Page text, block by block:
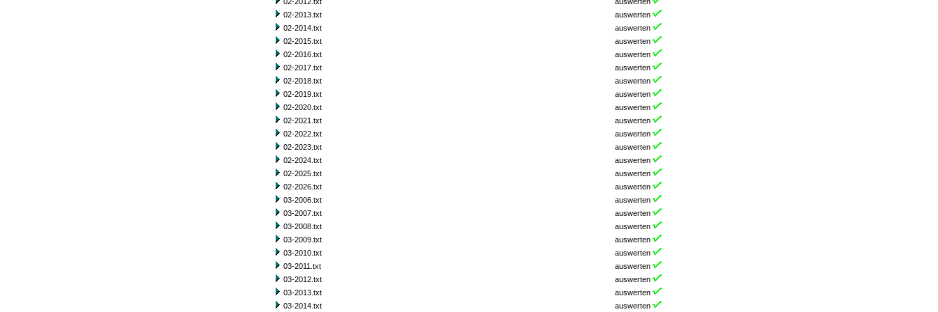
02-2013.txt
auswerten
02-2014.txt
auswerten
02-2015.txt
auswerten
02-2016.txt
auswerten
02-2017.txt
auswerten
02-2018.txt
auswerten
02-2019.txt
auswerten
02-2020.txt
auswerten
02-2021.txt
auswerten
02-2022.txt
auswerten
02-2023.txt
auswerten
02-2024.txt
auswerten
02-2025.txt
auswerten
02-2026.txt
auswerten
03-2006.txt
auswerten
03-2007.txt
auswerten
03-2008.txt
auswerten
03-2009.txt
auswerten
03-2010.txt
auswerten
03-2011.txt
auswerten
03-2012.txt
auswerten
03-2013.txt
auswerten
03-2014.txt
auswerten